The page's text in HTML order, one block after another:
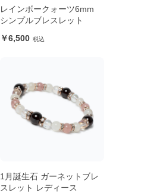
レインボークォーツ6mm
シンプルブレスレット
6,500
1月誕生石 ガーネットブレ
スレット レディース